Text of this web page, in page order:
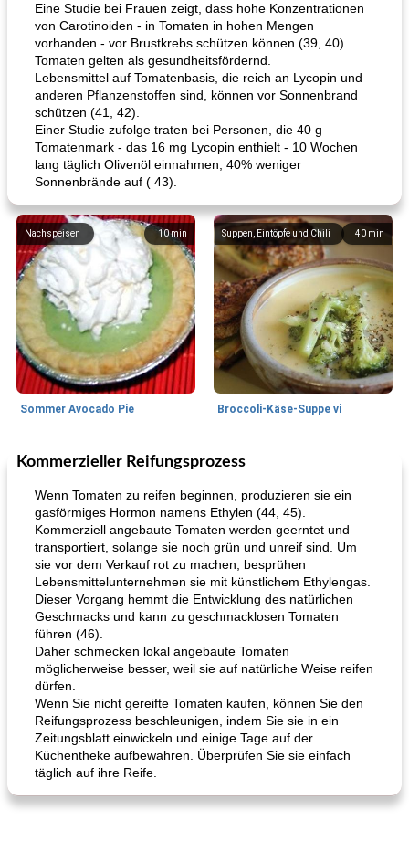
Eine Studie bei Frauen zeigt, dass hohe Konzentrationen
von Carotinoiden - in Tomaten in hohen Mengen
vorhanden - vor Brustkrebs schützen können (39, 40).
Tomaten gelten als gesundheitsfördernd.
Lebensmittel auf Tomatenbasis, die reich an Lycopin und
anderen Pflanzenstoffen sind, können vor Sonnenbrand
schützen (41, 42).
Einer Studie zufolge traten bei Personen, die 40 g
Tomatenmark - das 16 mg Lycopin enthielt - 10 Wochen
lang täglich Olivenöl einnahmen, 40% weniger
Sonnenbrände auf ( 43).
10min
Nachspeisen
Sommer Avocado Pie
40 min
Suppen, Eintöpfe und Chili
Broccoli-Käse-Suppe vi
35min
Kurs
Karamell-Brownie-Kuchen
Mittagessen / Snacks
Kommerzieller Reifungsprozess
Wenn Tomaten zu reifen beginnen, produzieren sie ein
gasförmiges Hormon namens Ethylen (44, 45).
Kommerziell angebaute Tomaten werden geerntet und
transportiert, solange sie noch grün und unreif sind. Um
sie vor dem Verkauf rot zu machen, besprühen
Lebensmittelunternehmen sie mit künstlichem Ethylengas.
Dieser Vorgang hemmt die Entwicklung des natürlichen
Geschmacks und kann zu geschmacklosen Tomaten
führen (46).
Daher schmecken lokal angebaute Tomaten
möglicherweise besser, weil sie auf natürliche Weise reifen
dürfen.
Wenn Sie nicht gereifte Tomaten kaufen, können Sie den
Reifungsprozess beschleunigen, indem Sie sie in ein
Zeitungsblatt einwickeln und einige Tage auf der
Küchentheke aufbewahren. Überprüfen Sie sie einfach
täglich auf ihre Reife.